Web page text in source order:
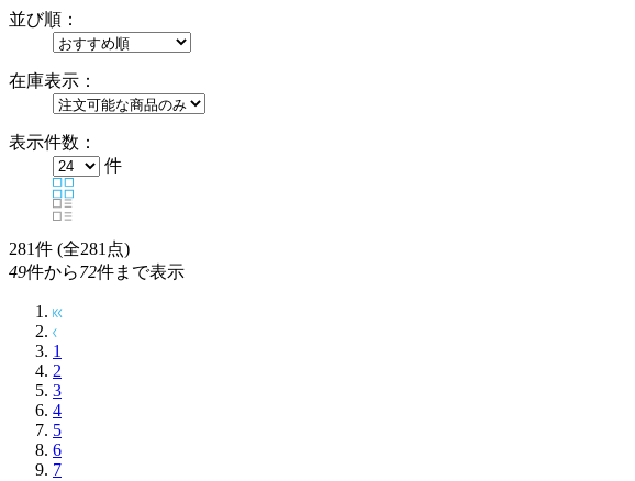
並び順：
在庫表示：
表示件数：
件
281件 (全281点)
49件から72件まで表示
1
2
3
4
5
6
7